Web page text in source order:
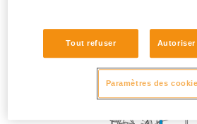
Tout refuser
Paramètres des